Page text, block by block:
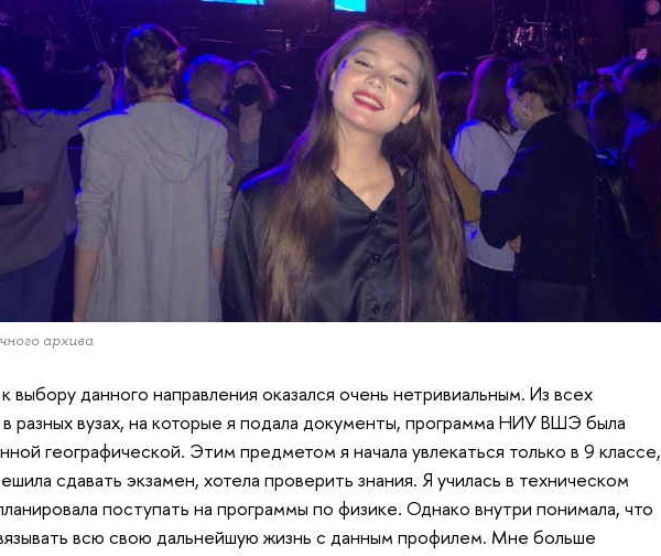
архива
выбору данного направления оказался очень нетривиальным. Из всех
разных вузах, на которые я подала документы, программа НИУ ВШЭ была
географической. Этим предметом я начала увлекаться только в 9 классе,
сдавать экзамен, хотела проверить знания. Я училась в техническом
поступать на программы по физике. Однако внутри понимала, что
всю свою дальнейшую жизнь с данным профилем. Мне больше